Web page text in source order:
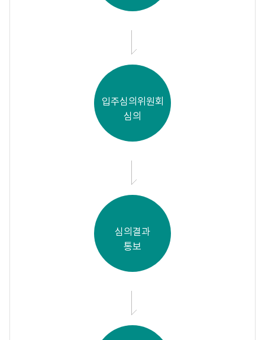
입주심의위원회
심의
심의결과
통보